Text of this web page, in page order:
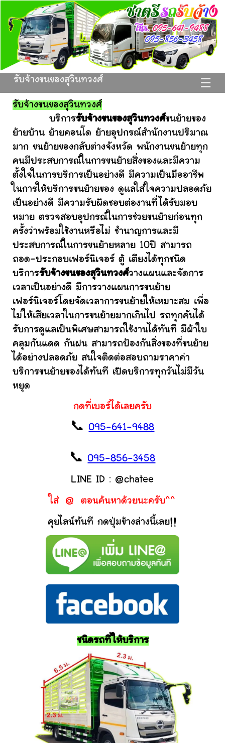
☰
รับจ้างขนของสุวินทวงศ์
รับจ้างขนของสุวินทวงศ์
บริการรับจ้างขนของสุวินทวงศ์ขนย้ายของ
ย้ายบ้าน ย้ายคอนโด ย้ายอุปกรณ์สำนักงานปริมาณ
มาก ขนย้ายของกลับต่างจังหวัด พนักงานขนย้ายทุก
คนมีประสบการณ์ในการขนย้ายสิ่งของและมีความ
ตั้งใจในการบริการเป็นอย่างดี มีความเป็นมืออาชีพ
ในการให้บริการขนย้ายของ ดูแลใส่ใจความปลอดภัย
เป็นอย่างดี มีความรับผิดชอบต่องานที่ได้รับมอบ
หมาย ตรวจสอบอุปกรณ์ในการช่วยขนย้ายก่อนทุก
ครั้งว่าพร้อมใช้งานหรือไม่ ชำนาญการและมี
ประสบการณ์ในการขนย้ายหลาย 10ปี สามารถ
ถอด-ประกอบเฟอร์นิเจอร์ ตู้ เตียงได้ทุกชนิด
บริการรับจ้างขนของสุวินทวงศ์วางแผนและจัดการ
เวลาเป็นอย่างดี มีการวางแผนการขนย้าย
เฟอร์นิเจอร์โดยจัดเวลาการขนย้ายให้เหมาะสม เพื่อ
ไม่ให้เสียเวลาในการขนย้ายมากเกินไป รถทุกคันได้
รับการดูแลเป็นพิเศษสามารถใช้งานได้ทันที มีผ้าใบ
คลุมกันแดด กันฝน สามารถป้องกันสิ่งของที่ขนย้าย
ได้อย่างปลอดภัย สนใจติดต่อสอบถามราคาค่า
บริการขนย้ายของได้ทันที เปิดบริการทุกวันไม่มีวัน
หยุด
กดที่เบอร์ได้เลยครับ
📞095-641-9488
📞095-856-3458
LINE ID : @chatee
ใส่ @ ตอนค้นหาด้วยนะครับ^^
คุยไลน์ทันที กดปุ่มข้างล่างนี้เลย!!
ชนิดรถที่ให้บริการ